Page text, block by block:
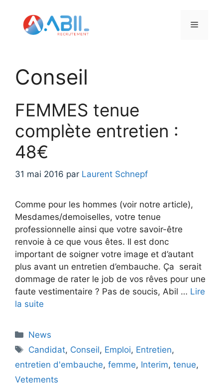
contenu
Menu
Conseil
FEMMES tenue
complète entretien :
48€
31 mai 2016 par Laurent Schnepf
Comme pour les hommes (voir notre article),
Mesdames/demoiselles, votre tenue
professionnelle ainsi que votre savoir-être
renvoie à ce que vous êtes. Il est donc
important de soigner votre image et d’autant
plus avant un entretien d’embauche. Ça serait
dommage de rater le job de vos rêves pour une
faute vestimentaire ? Pas de soucis, Abil … Lire
la suite
Catégories
News
Étiquettes
Candidat, Conseil, Emploi, Entretien,
entretien d'embauche, femme, Interim, tenue,
Vetements